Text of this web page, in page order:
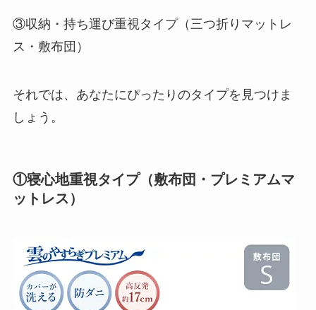
③収納・持ち運び重視タイプ（三つ折りマットレ
ス・敷布団）
それでは、あなたにぴったりのタイプを見つけま
しょう。
①寝心地重視タイプ（敷布団・プレミアムマ
ットレス）